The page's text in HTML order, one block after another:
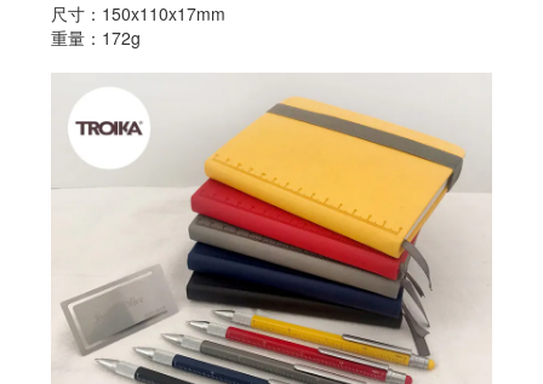
尺寸：150x110x17mm
重量：172g